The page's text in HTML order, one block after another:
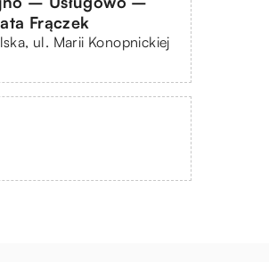
Frączek
ul. Marii Konopnickiej